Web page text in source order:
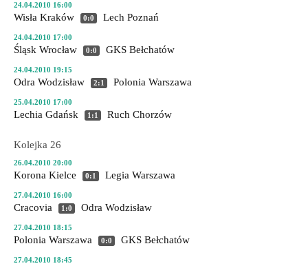
24.04.2010 16:00
Wisła Kraków 0:0 Lech Poznań
24.04.2010 17:00
Śląsk Wrocław 0:0 GKS Bełchatów
24.04.2010 19:15
Odra Wodzisław 2:1 Polonia Warszawa
25.04.2010 17:00
Lechia Gdańsk 1:1 Ruch Chorzów
Kolejka 26
26.04.2010 20:00
Korona Kielce 0:1 Legia Warszawa
27.04.2010 16:00
Cracovia 1:0 Odra Wodzisław
27.04.2010 18:15
Polonia Warszawa 0:0 GKS Bełchatów
27.04.2010 18:45